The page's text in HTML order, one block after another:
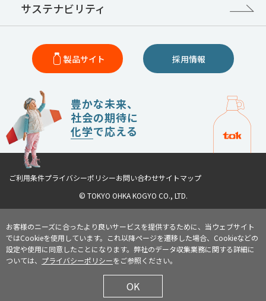
製品サイト 採用情報
サステナビリティ
豊かな未来、
社会の期待に
化学で応える
ご利用条件プライバシーポリシーお問い合わせサイトマップ
© TOKYO OHKA KOGYO CO., LTD.
お客様のニーズに合ったより良いサービスを提供するために、当ウェブサイト
ではCookieを使用しています。これ以降ページを遷移した場合、Cookieなどの
設定や使用に同意したことになります。弊社のデータ収集業務に関する詳細に
ついては、 プライバシーポリシーをご参照ください。
OK